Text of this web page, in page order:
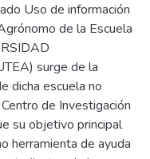
Uso de información
de la Escuela
surge de la
dicha escuela no
de Investigación
su objetivo principal
herramienta de ayuda